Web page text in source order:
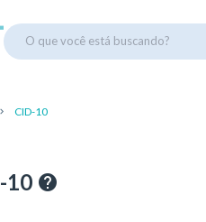
O que você está buscando?
CID-10
10